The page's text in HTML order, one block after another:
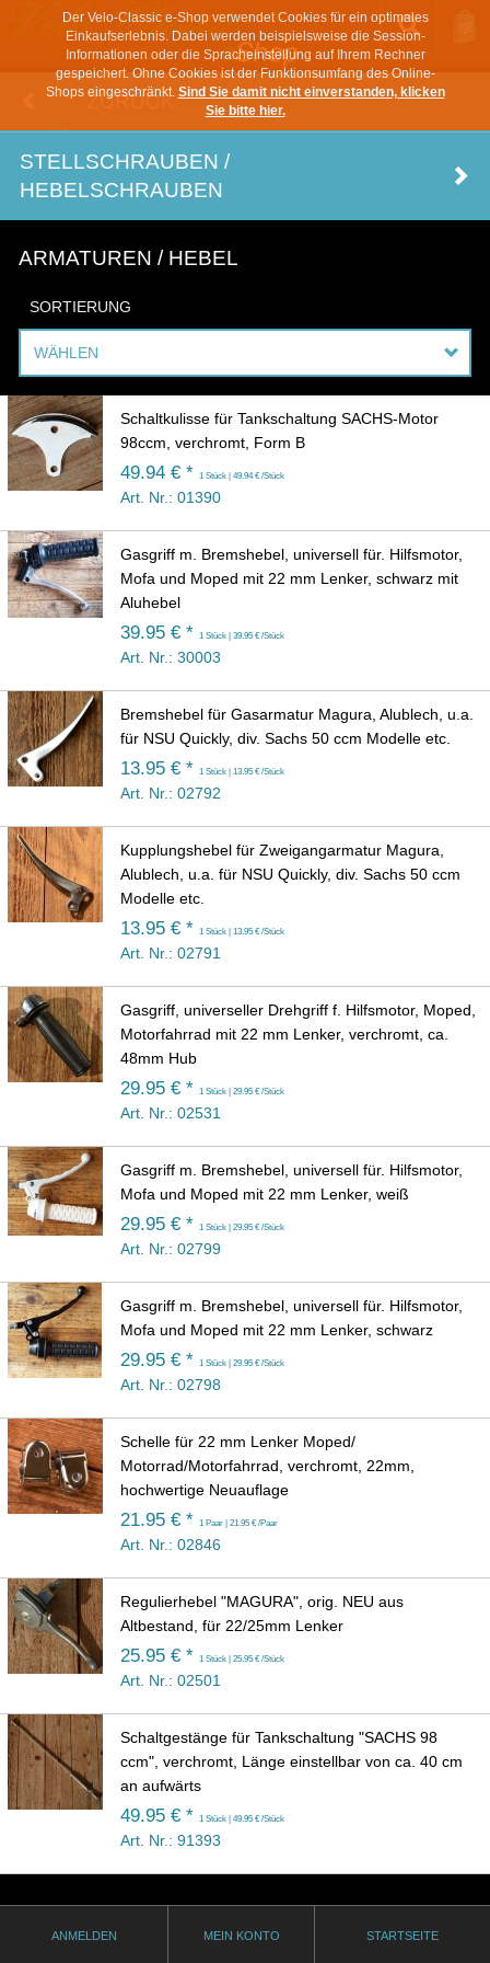
Der Velo-Classic e-Shop verwendet Cookies für ein optimales
Einkaufserlebnis. Dabei werden beispielsweise die Session-
Informationen oder die Spracheinstellung auf Ihrem Rechner
gespeichert. Ohne Cookies ist der Funktionsumfang des Online-
Shops eingeschränkt. Sind Sie damit nicht einverstanden, klicken
Sie bitte hier.
ZURÜCK
STELLSCHRAUBEN /
HEBELSCHRAUBEN
ARMATUREN / HEBEL
SORTIERUNG
WÄHLEN
Schaltkulisse für Tankschaltung SACHS-Motor
98ccm, verchromt, Form B
49.94 € * 1 Stück | 49.94 € /Stück
Art. Nr.: 01390
Gasgriff m. Bremshebel, universell für. Hilfsmotor,
Mofa und Moped mit 22 mm Lenker, schwarz mit
Aluhebel
39.95 € * 1 Stück | 39.95 € /Stück
Art. Nr.: 30003
Bremshebel für Gasarmatur Magura, Alublech, u.a.
für NSU Quickly, div. Sachs 50 ccm Modelle etc.
13.95 € * 1 Stück | 13.95 € /Stück
Art. Nr.: 02792
Kupplungshebel für Zweigangarmatur Magura,
Alublech, u.a. für NSU Quickly, div. Sachs 50 ccm
Modelle etc.
13.95 € * 1 Stück | 13.95 € /Stück
Art. Nr.: 02791
Gasgriff, universeller Drehgriff f. Hilfsmotor, Moped,
Motorfahrrad mit 22 mm Lenker, verchromt, ca.
48mm Hub
29.95 € * 1 Stück | 29.95 € /Stück
Art. Nr.: 02531
Gasgriff m. Bremshebel, universell für. Hilfsmotor,
Mofa und Moped mit 22 mm Lenker, weiß
29.95 € * 1 Stück | 29.95 € /Stück
Art. Nr.: 02799
Gasgriff m. Bremshebel, universell für. Hilfsmotor,
Mofa und Moped mit 22 mm Lenker, schwarz
29.95 € * 1 Stück | 29.95 € /Stück
Art. Nr.: 02798
Schelle für 22 mm Lenker Moped/
Motorrad/Motorfahrrad, verchromt, 22mm,
hochwertige Neuauflage
21.95 € * 1 Paar | 21.95 € /Paar
Art. Nr.: 02846
Regulierhebel "MAGURA", orig. NEU aus
Altbestand, für 22/25mm Lenker
25.95 € * 1 Stück | 25.95 € /Stück
Art. Nr.: 02501
Schaltgestänge für Tankschaltung "SACHS 98
ccm", verchromt, Länge einstellbar von ca. 40 cm
an aufwärts
49.95 € * 1 Stück | 49.95 € /Stück
Art. Nr.: 91393
ANMELDEN MEIN KONTO STARTSEITE